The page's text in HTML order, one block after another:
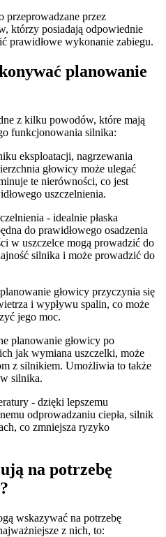
przeprowadzane przez
którzy posiadają odpowiednie
prawidłowe wykonanie zabiegu.
planowanie
z kilku powodów, które mają
funkcjonowania silnika:
eksploatacji, nagrzewania
głowicy może ulegać
te nierówności, co jest
uszczelnienia.
- idealnie płaska
do prawidłowego osadzenia
w uszczelce mogą prowadzić do
silnika i może prowadzić do
głowicy przyczynia się
i wypływu spalin, co może
jego moc.
planowanie głowicy po
jak wymiana uszczelki, może
z silnikiem. Umożliwia to także
silnika.
- dzięki lepszemu
odprowadzaniu ciepła, silnik
co zmniejsza ryzyko
na potrzebę
wskazywać na potrzebę
z nich, to: